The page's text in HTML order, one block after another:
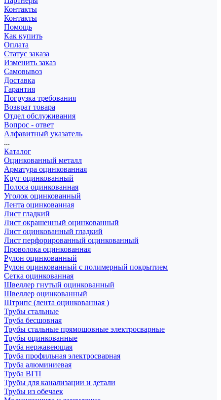
Контакты
Контакты
Помощь
Как купить
Оплата
Статус заказа
Изменить заказ
Самовывоз
Доставка
Гарантия
Погрузка требования
Возврат товара
Отдел обслуживания
Вопрос - ответ
Алфавитный указатель
...
Каталог
Оцинкованный металл
Арматура оцинкованная
Круг оцинкованный
Полоса оцинкованная
Уголок оцинкованный
Лента оцинкованная
Лист гладкий
Лист окрашенный оцинкованный
Лист оцинкованный гладкий
Лист перфорированный оцинкованный
Проволока оцинкованная
Рулон оцинкованный
Рулон оцинкованный с полимерный покрытием
Сетка оцинкованная
Швеллер гнутый оцинкованный
Швеллер оцинкованный
Штрипс (лента оцинкованная )
Трубы стальные
Труба бесшовная
Трубы стальные прямошовные электросварные
Трубы оцинкованные
Труба нержавеющая
Труба профильная электросварная
Труба алюминиевая
Труба ВГП
Трубы для канализации и детали
Трубы из обечаек